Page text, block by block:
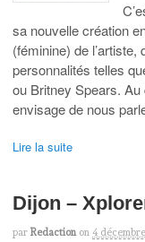
sa nouvelle création
(féminine) de l’artiste,
personnalités telles
ou Britney Spears.
envisage de nous
Lire la suite
Dijon –
par Redaction on 4